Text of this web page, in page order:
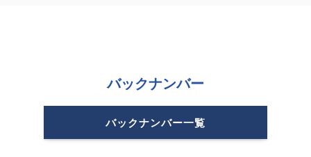
バックナンバー
バックナンバー一覧